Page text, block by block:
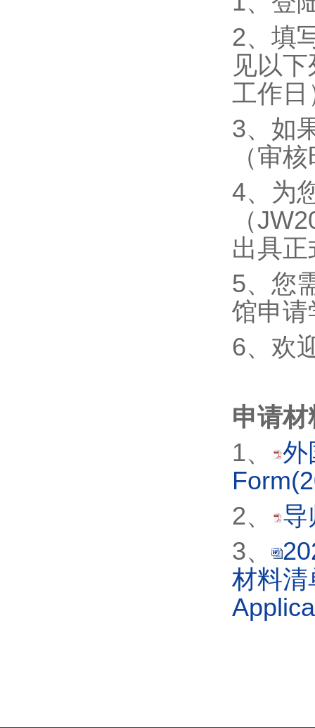
2、填
见以
工作日
3、如
（审
4、为
（
出具
5、您
馆申请
6、欢
申请
1、
外
2、
导
3、
材料清